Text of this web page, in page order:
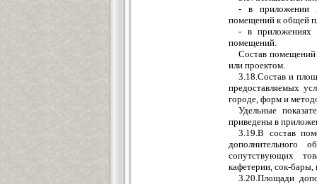
- в приложении
помещений к общей
- в приложениях
помещений.
Состав помещений
или проектом.
3.18.Состав и
предоставляемых
городе, форм и
Удельные
приведены в
3.19.В состав
дополнительного
сопутствующих
кафетерии, сок-бары,
3.20.Площади